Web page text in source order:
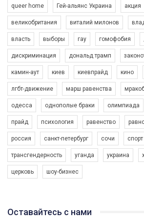
6/30/2017
Емоційний та вражаючий промо-ролік на
представляє програму "Гей-альянс
насильству проти ЛГБТ в Україні.
Ми просимо вашої підтримки, щоб
програму з боротьби з насильством
Якщо ти хочеш підтримати нас - просто
best video, representing programme for the
1.9K Просмотров • 226 Нравится • 5
queer home Гей-альянс Украина акция
великобритания виталий милонов
власть выборы гау гомофобия
дискриминация дональд трамп
камин-аут киев киевпрайд кино
лгбт-движение марш равенства
одесса однополые браки олимпиада
прайд психология равенство
россия санкт-петербург сочи спорт
трансгендерность уганда украина
церковь шоу-бизнес
Оставайтесь с нами